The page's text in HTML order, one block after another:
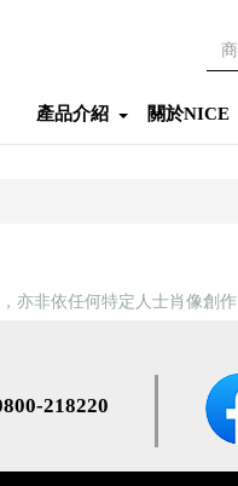
產品介紹 關於NICE
亦非依任何特定人士肖像創作
218220